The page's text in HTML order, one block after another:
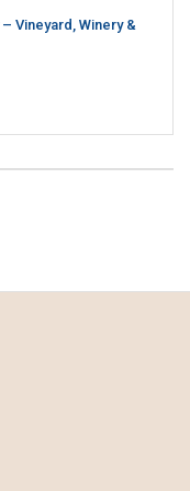
Vineyard, Winery &